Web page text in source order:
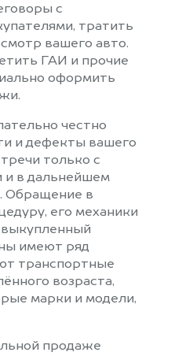
с
тратить
вашего авто.
ГАИ и прочие
оформить
честно
и дефекты вашего
только с
и в дальнейшем
Обращение в
его механики
выкупленный
имеют ряд
транспортные
возраста,
марки и модели,
продаже